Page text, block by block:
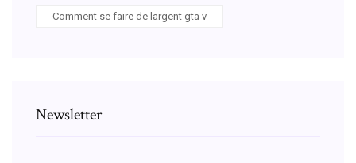
Comment se faire de largent gta v
Newsletter